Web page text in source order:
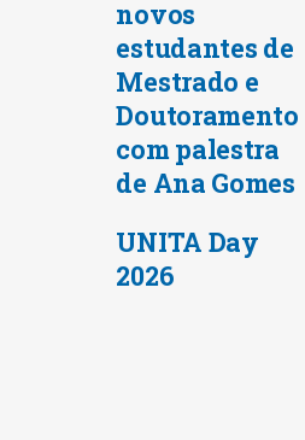
novos
estudantes de
Mestrado e
Doutoramento
com palestra
de Ana Gomes
UNITA Day
2026